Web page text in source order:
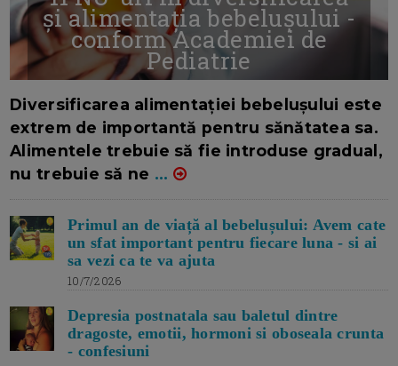
și alimentația bebelușului -
conform Academiei de
Pediatrie
Diversificarea alimentației bebelușului este
extrem de importantă pentru sănătatea sa.
Alimentele trebuie să fie introduse gradual,
nu trebuie să ne ...
Primul an de viață al bebelușului: Avem cate
un sfat important pentru fiecare luna - si ai
sa vezi ca te va ajuta
10/7/2026
Depresia postnatala sau baletul dintre
dragoste, emotii, hormoni si oboseala crunta
- confesiuni